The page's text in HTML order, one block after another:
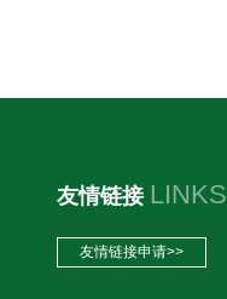
友情链接 LINKS
友情链接申请>>